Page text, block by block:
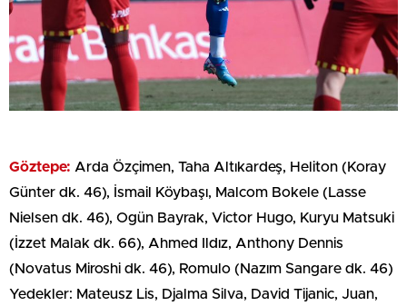
Göztepe: Arda Özçimen, Taha Altıkardeş, Heliton (Koray
Günter dk. 46), İsmail Köybaşı, Malcom Bokele (Lasse
Nielsen dk. 46), Ogün Bayrak, Victor Hugo, Kuryu Matsuki
(İzzet Malak dk. 66), Ahmed Ildız, Anthony Dennis
(Novatus Miroshi dk. 46), Romulo (Nazım Sangare dk. 46)
Yedekler: Mateusz Lis, Djalma Silva, David Tijanic, Juan,